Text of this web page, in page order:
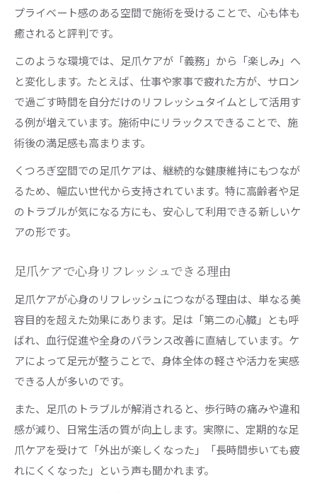
プライベート感のある空間で施術を受けることで、心も体も
癒されると評判です。
このような環境では、足爪ケアが「義務」から「楽しみ」へ
と変化します。たとえば、仕事や家事で疲れた方が、サロン
で過ごす時間を自分だけのリフレッシュタイムとして活用す
る例が増えています。施術中にリラックスできることで、施
術後の満足感も高まります。
くつろぎ空間での足爪ケアは、継続的な健康維持にもつなが
るため、幅広い世代から支持されています。特に高齢者や足
のトラブルが気になる方にも、安心して利用できる新しいケ
アの形です。
足爪ケアで心身リフレッシュできる理由
足爪ケアが心身のリフレッシュにつながる理由は、単なる美
容目的を超えた効果にあります。足は「第二の心臓」とも呼
ばれ、血行促進や全身のバランス改善に直結しています。ケ
アによって足元が整うことで、身体全体の軽さや活力を実感
できる人が多いのです。
また、足爪のトラブルが解消されると、歩行時の痛みや違和
感が減り、日常生活の質が向上します。実際に、定期的な足
爪ケアを受けて「外出が楽しくなった」「長時間歩いても疲
れにくくなった」という声も聞かれます。